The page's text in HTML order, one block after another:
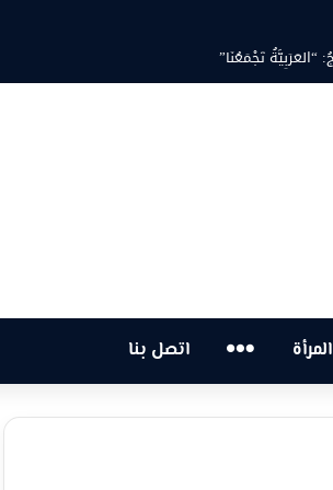
في تونس تهدد الحق في الحياة؟
… اتصل بنا